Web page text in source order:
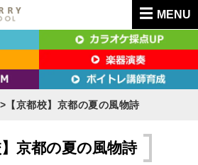
MENU
）・横浜・名古屋・京都で
ボイトレ教室｜VERY MERRY
（ベリーメリー）
名古屋・京都で「本気」になれるボイトレ教室｜
（ベリーメリー）
【京都校】京都の夏の風物詩
】京都の夏の風物詩